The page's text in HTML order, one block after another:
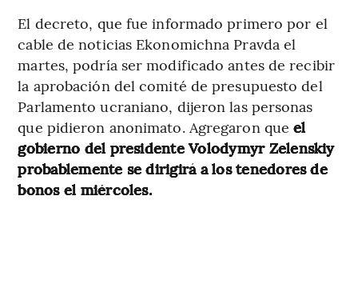
El decreto, que fue informado primero por el
cable de noticias Ekonomichna Pravda el
martes, podría ser modificado antes de recibir
la aprobación del comité de presupuesto del
Parlamento ucraniano, dijeron las personas
que pidieron anonimato. Agregaron queel
gobierno del presidente Volodymyr Zelenskiy
probablemente se dirigirá a los tenedores de
bonos el miércoles.